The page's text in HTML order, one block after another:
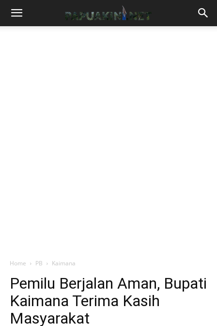
Home PB Kaimana
Pemilu Berjalan Aman, Bupati
Kaimana Terima Kasih
Masyarakat